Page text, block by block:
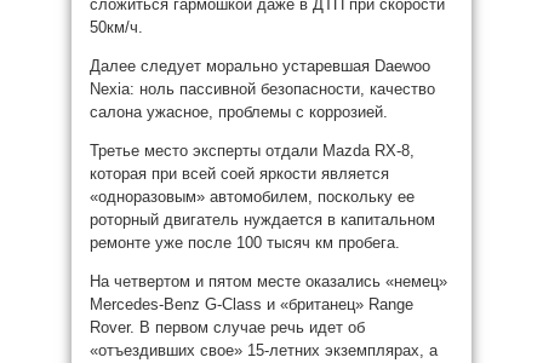
сложиться гармошкой даже в ДТП при скорости
50км/ч.
Далее следует морально устаревшая Daewoo
Nexia: ноль пассивной безопасности, качество
салона ужасное, проблемы с коррозией.
Третье место эксперты отдали Mazda RX-8,
которая при всей соей яркости является
«одноразовым» автомобилем, поскольку ее
роторный двигатель нуждается в капитальном
ремонте уже после 100 тысяч км пробега.
На четвертом и пятом месте оказались «немец»
Mercedes-Benz G-Class и «британец» Range
Rover. В первом случае речь идет об
«отъездивших свое» 15-летних экземплярах, а